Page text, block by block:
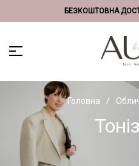
БЕЗКОШТОВНА
Головна